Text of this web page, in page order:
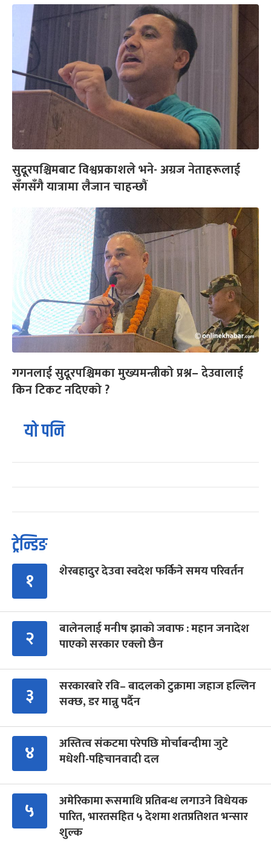
सुदूरपश्चिमबाट विश्वप्रकाशले भने- अग्रज नेताहरूलाई
सँगसँगै यात्रामा लैजान चाहन्छौं
गगनलाई सुदूरपश्चिमका मुख्यमन्त्रीको प्रश्न– देउवालाई
किन टिकट नदिएको ?
यो पनि
ट्रेन्डिङ
१ शेरबहादुर देउवा स्वदेश फर्किने समय परिवर्तन
२
बालेनलाई मनीष झाको जवाफ : महान जनादेश
पाएको सरकार एक्लो छैन
३
सरकारबारे रवि– बादलको टुक्रामा जहाज हल्लिन
सक्छ, डर मान्नु पर्दैन
४
अस्तित्व संकटमा परेपछि मोर्चाबन्दीमा जुटे
मधेशी-पहिचानवादी दल
५
अमेरिकामा रूसमाथि प्रतिबन्ध लगाउने विधेयक
पारित, भारतसहित ५ देशमा शतप्रतिशत भन्सार
शुल्क